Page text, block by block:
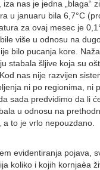
nas je jedna „blaga“
u januaru bila 6,7°C
za ovaj mesec je
više u odnosu na
bilo pucanja kore.
stabala šljive koja su
nas nije razvijen
ni po regionima, ni
sada predvidimo da li
u odnosu na
to je vrlo nepouzdano.
evidentiranja pojava,
koliko i kojih kornjaèa